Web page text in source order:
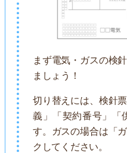
まず電気・ガスの検
ましょう！
切り替えには、検針
義」「契約番号」「
す。ガスの場合は「
クしてください。